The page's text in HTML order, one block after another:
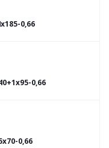
0,66
0,66
0,66